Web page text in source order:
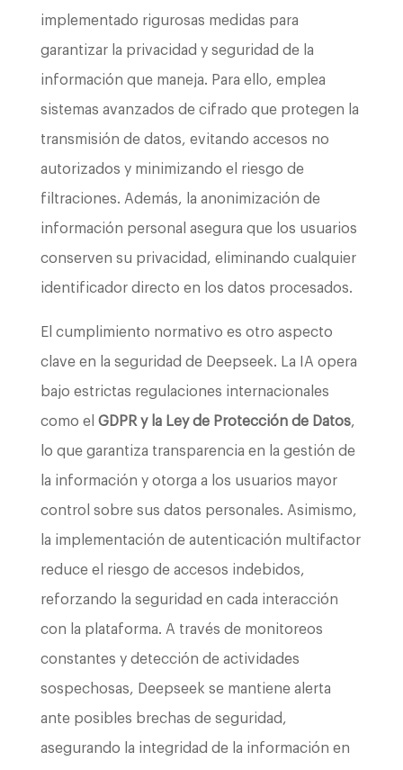
implementado rigurosas medidas para
garantizar la privacidad y seguridad de la
información que maneja. Para ello, emplea
sistemas avanzados de cifrado que protegen la
transmisión de datos, evitando accesos no
autorizados y minimizando el riesgo de
filtraciones. Además, la anonimización de
información personal asegura que los usuarios
conserven su privacidad, eliminando cualquier
identificador directo en los datos procesados.
El cumplimiento normativo es otro aspecto
clave en la seguridad de Deepseek. La IA opera
bajo estrictas regulaciones internacionales
como el GDPR y la Ley de Protección de Datos,
lo que garantiza transparencia en la gestión de
la información y otorga a los usuarios mayor
control sobre sus datos personales. Asimismo,
la implementación de autenticación multifactor
reduce el riesgo de accesos indebidos,
reforzando la seguridad en cada interacción
con la plataforma. A través de monitoreos
constantes y detección de actividades
sospechosas, Deepseek se mantiene alerta
ante posibles brechas de seguridad,
asegurando la integridad de la información en